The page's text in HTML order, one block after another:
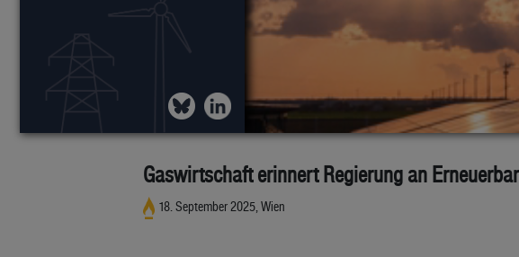
Gaswirtschaft erinnert Regierung an
18. September 2025, Wien